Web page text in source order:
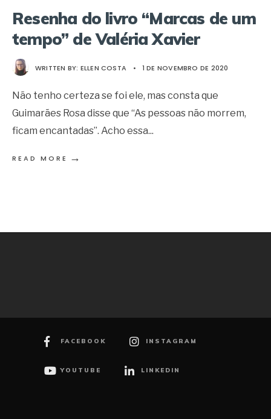
Resenha do livro “Marcas de um
tempo” de Valéria Xavier
WRITTEN BY: ELLEN COSTA • 1 DE NOVEMBRO DE 2020
Não tenho certeza se foi ele, mas consta que
Guimarães Rosa disse que “As pessoas não morrem,
ficam encantadas”. Acho essa...
READ MORE →
FACEBOOK INSTAGRAM
YOUTUBE LINKEDIN